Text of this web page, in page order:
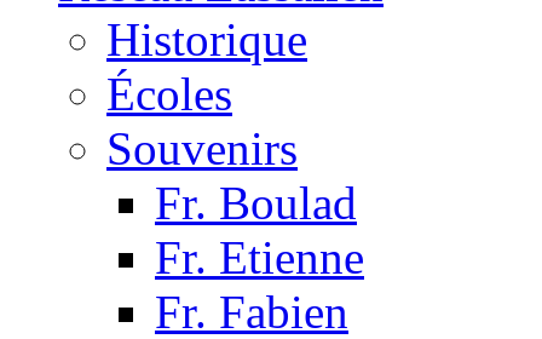
Historique
Écoles
Souvenirs
Fr. Boulad
Fr. Etienne
Fr. Fabien